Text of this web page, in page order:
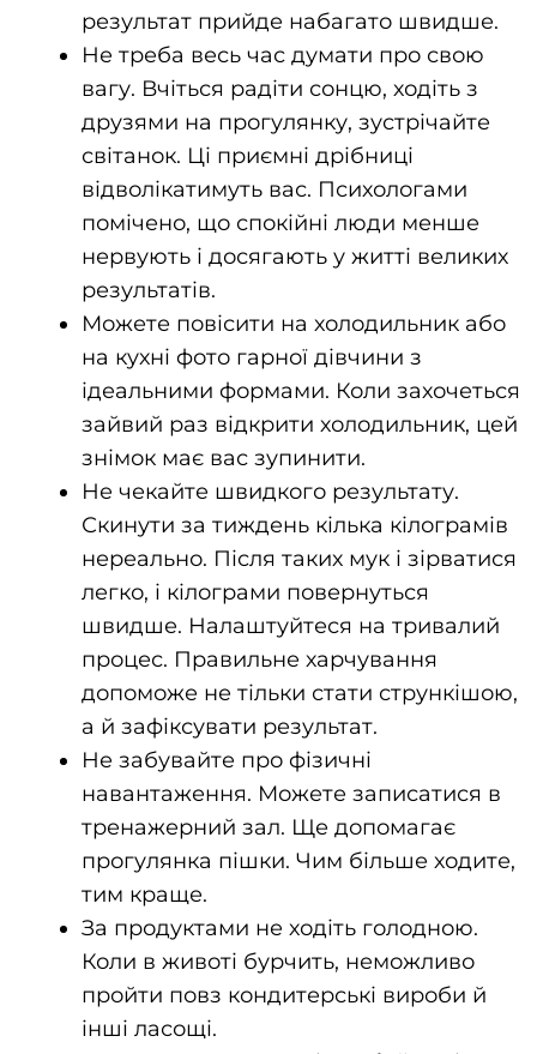
результат прийде набагато швидше.
Не треба весь час думати про свою
вагу. Вчіться радіти сонцю, ходіть з
друзями на прогулянку, зустрічайте
світанок. Ці приємні дрібниці
відволікатимуть вас. Психологами
помічено, що спокійні люди менше
нервують і досягають у житті великих
результатів.
Можете повісити на холодильник або
на кухні фото гарної дівчини з
ідеальними формами. Коли захочеться
зайвий раз відкрити холодильник, цей
знімок має вас зупинити.
Не чекайте швидкого результату.
Скинути за тиждень кілька кілограмів
нереально. Після таких мук і зірватися
легко, і кілограми повернуться
швидше. Налаштуйтеся на тривалий
процес. Правильне харчування
допоможе не тільки стати стрункішою,
а й зафіксувати результат.
Не забувайте про фізичні
навантаження. Можете записатися в
тренажерний зал. Ще допомагає
прогулянка пішки. Чим більше ходите,
тим краще.
За продуктами не ходіть голодною.
Коли в животі бурчить, неможливо
пройти повз кондитерські вироби й
інші ласощі.